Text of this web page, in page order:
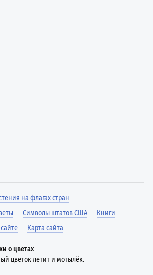
на флагах стран
Символы штатов США
Книги
Карта сайта
о цветах
цветок летит и мотылёк.